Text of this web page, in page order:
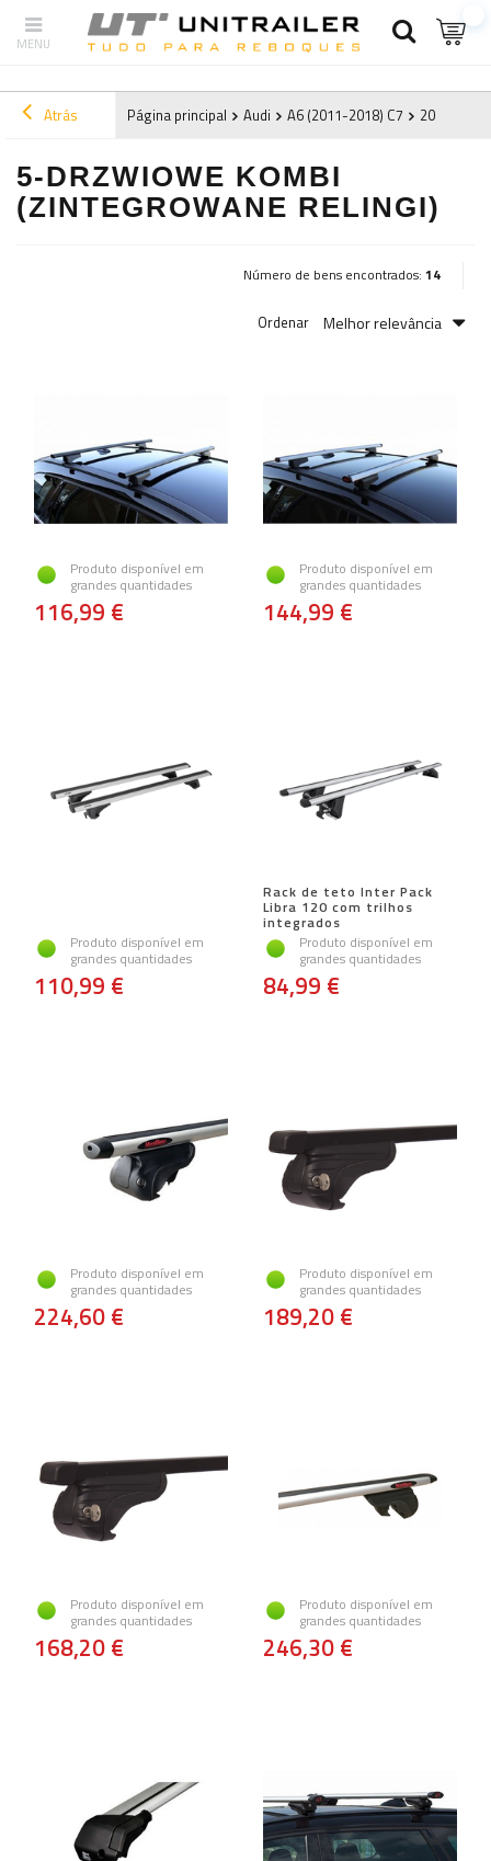
Atrás Página principal Audi A6 (2011-2018) C7 2018
5-DRZWIOWE KOMBI
(ZINTEGROWANE RELINGI)
Número de bens encontrados: 14
Ordenar Melhor relevância
Produto disponível em
grandes quantidades
116,99 €
Produto disponível em
grandes quantidades
144,99 €
Produto disponível em
grandes quantidades
110,99 €
Rack de teto Inter Pack
Libra 120 com trilhos
integrados
Produto disponível em
grandes quantidades
84,99 €
Produto disponível em
grandes quantidades
224,60 €
Produto disponível em
grandes quantidades
189,20 €
Produto disponível em
grandes quantidades
168,20 €
Produto disponível em
grandes quantidades
246,30 €